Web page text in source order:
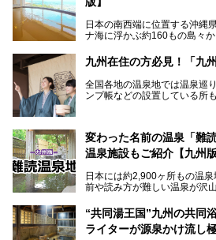
ンに注目される存在。今回は
魅力を徹底解説します。
日本の南西端に位置する沖縄
ナ海に浮かぶ約160もの島々
ずの豊かな自然、独自の歴史
けてやまない魅力あふれる観
そんな沖縄県のスーパー銭湯
と同時に楽しめる施設が多く
九州在住の方必見！「九
全国各地の温泉地では温泉巡
ンプ帳などの設置している所
な方ならぜひ参加してみたい
変わった名前の温泉「難
温泉施設もご紹介【九州版
日本には約2,900ヶ所もの温
前や読み方が難しい温泉が沢
そこで日本各地にある「難読
形式でご紹介。第５回目(最
難読温泉地をピックアップし
“共同湯王国”九州の共同
ライターが源泉かけ流し